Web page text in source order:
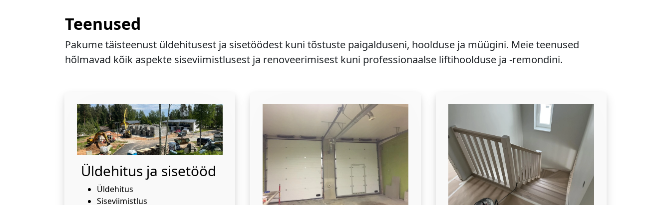
Teenused
Pakume täisteenust üldehitusest ja sisetöödest kuni tõstuste paigalduseni, hoolduse ja müügini. Meie teenused
hõlmavad kõik aspekte siseviimistlusest ja renoveerimisest kuni professionaalse liftihoolduse ja -remondini.
Üldehitus ja sisetööd
Üldehitus
Siseviimistlus